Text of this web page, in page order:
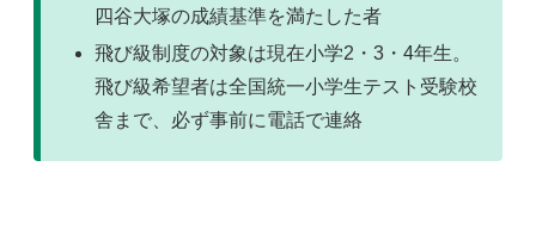
四谷大塚の成績基準を満たした者
飛び級制度の対象は現在小学2・3・4年生。
飛び級希望者は全国統一小学生テスト受験校
舎まで、必ず事前に電話で連絡